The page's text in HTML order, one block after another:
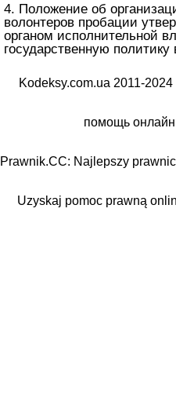
4. Положение об
волонтеров пробации
органом исполнительной
государственную
Kodeksy.com.ua 2011-
помощь
Prawnik.CC: Najlepszy
Uzyskaj pomoc prawną